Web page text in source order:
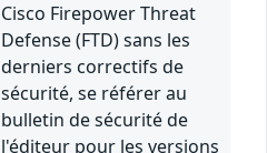
Cisco Firepower Threat
Defense (FTD) sans les
derniers correctifs de
sécurité, se référer au
bulletin de sécurité de
l'éditeur pour les versions